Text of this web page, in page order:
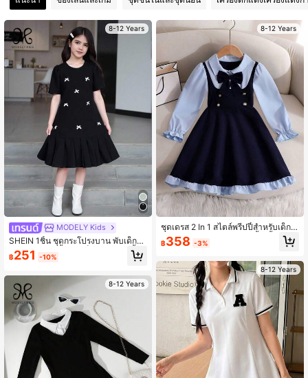
4.91 18K ผู้ติดตาม
18K ผู้ติดตาม
18K ผู้ติดตาม
4.91 18K ผู้ติดตาม
4.91
8-12 Years
MODELY Kids
SHEIN 1ชิ้น ชุดกระโปรงบาน พับเด็กห
ญิงวัยรุ่น แบบพื้นผิวแข็ง 3มิติ แขนสั้น
หลวม เหมาะสำหรับ ฤดูใบไม้ผลิ/ฤดูร้อ
฿251 -10%
8-12 Years
8-12 Years
ชุดเดรส 2 In 1 สไตล์พรีปปี้สำหรับเด็กห
ญิงวัยรุ่น, เดรสเจ้าหญิงคอเสื้อเชิ้ตต่อผ้า
โบว์, เหมาะสำหรับใส่ไปโรงเรียนประจำ
ง, งานรวมญาติ
฿358 -3%
8-12 Years